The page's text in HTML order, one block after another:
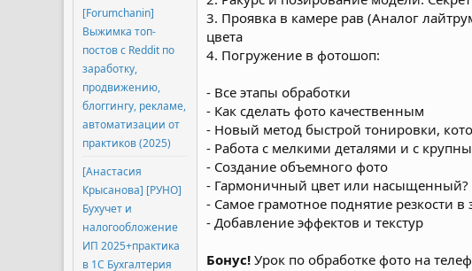
[Forumchanin]
Выжимка топ-
постов с Reddit по
заработку,
продвижению,
блоггингу, рекламе,
автоматизации от
практиков (2025)
[Анастасия
Крысанова] [РУНО]
Бухучет и
налогообложение
ИП 2025+практика
в 1С Бухгалтерия
3. Проявка в камере рав (Аналог
цвета
4. Погружение в фотошоп:
- Все этапы обработки
- Как сделать фото качественным
- Новый метод быстрой тонировки,
- Работа с мелкими деталями и с
- Создание объемного фото
- Гармоничный цвет или насыщенный?
- Самое грамотное поднятие резкости
- Добавление эффектов и текстур
Бонус! Урок по обработке фото на